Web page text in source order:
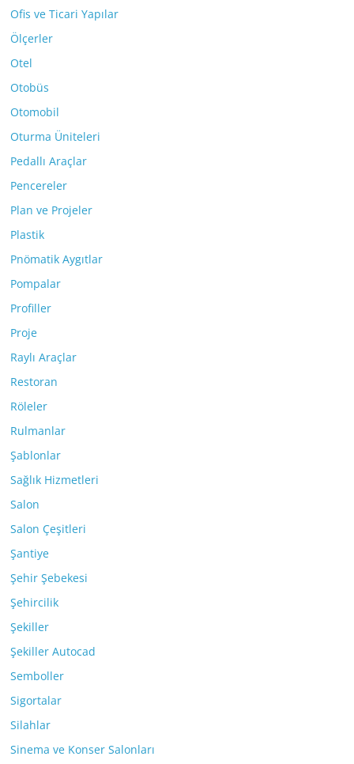
Ofis ve Ticari Yapılar
Ölçerler
Otel
Otobüs
Otomobil
Oturma Üniteleri
Pedallı Araçlar
Pencereler
Plan ve Projeler
Plastik
Pnömatik Aygıtlar
Pompalar
Profiller
Proje
Raylı Araçlar
Restoran
Röleler
Rulmanlar
Şablonlar
Sağlık Hizmetleri
Salon
Salon Çeşitleri
Şantiye
Şehir Şebekesi
Şehircilik
Şekiller
Şekiller Autocad
Semboller
Sigortalar
Silahlar
Sinema ve Konser Salonları